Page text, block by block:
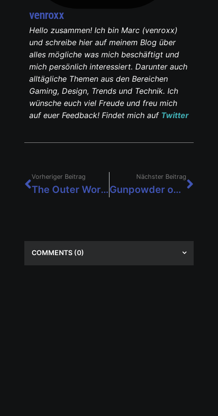
venroxx
Hello zusammen! Ich bin Marc (venroxx)
und schreibe hier auf meinem Blog über
alles mögliche was mich beschäftigt und
mich persönlich interessiert. Darunter auch
alltägliche Themen aus den Bereichen
Gaming, Design, Trends und Technik. Ich
wünsche euch viel Freude und freu mich
auf euer Feedback! Findet mich auf Twitter
Vorheriger Beitrag
The Outer Worlds wird auch auf Nintendo Switch erscheinen
Nächster Beitrag
Gunpowder on the Teeth: Arcade (Switch) im Test
COMMENTS (0)